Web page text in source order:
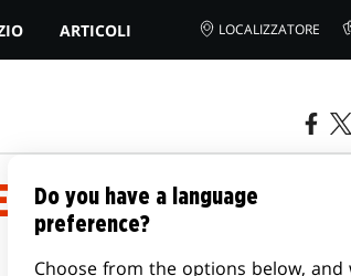
ARTICOLI LOCALIZZATORE
MACCHINE
Do you have a language
preference?
Choose from the options below, and